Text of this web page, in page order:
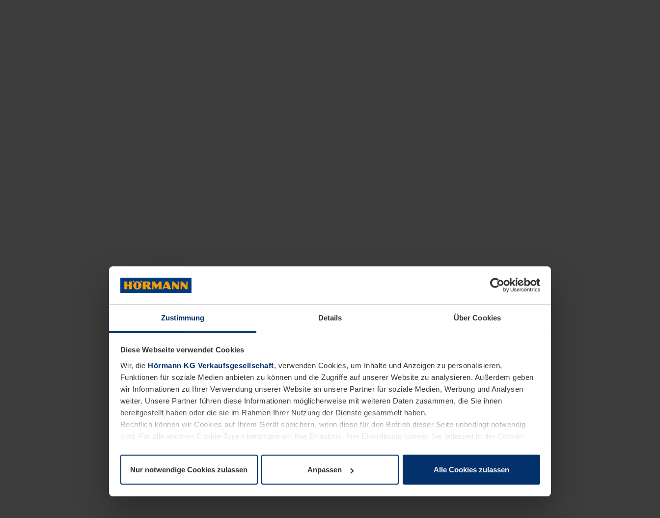
Zustimmung Details Über Cookies
Diese Webseite verwendet Cookies
Wir, die Hörmann KG Verkaufsgesellschaft, verwenden Cookies, um Inhalte und Anzeigen zu personalisieren,
Funktionen für soziale Medien anbieten zu können und die Zugriffe auf unserer Website zu analysieren. Außerdem geben
wir Informationen zu Ihrer Verwendung unserer Website an unsere Partner für soziale Medien, Werbung und Analysen
weiter. Unsere Partner führen diese Informationen möglicherweise mit weiteren Daten zusammen, die Sie ihnen
bereitgestellt haben oder die sie im Rahmen Ihrer Nutzung der Dienste gesammelt haben.
Rechtlich können wir Cookies auf Ihrem Gerät speichern, wenn diese für den Betrieb dieser Seite unbedingt notwendig
sind. Für alle anderen Cookie-Typen benötigen wir Ihre Erlaubnis. Ihre Einwilligung können Sie jederzeit in der Cookie-
Erläuterung auf der SeiteDatenschutzerklärungunserer Website ändern oder widerrufen.
Nur notwendige Cookies zulassen Anpassen Alle Cookies zulassen